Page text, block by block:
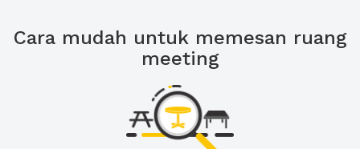
Cara mudah untuk memesan ruang
meeting